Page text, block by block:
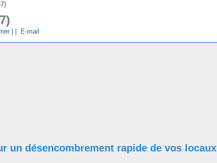
| E-mail
un désencombrement rapide de vos locaux